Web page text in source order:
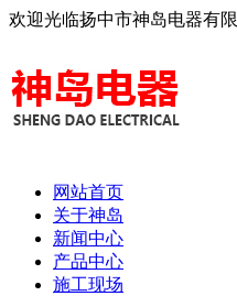
欢迎光临扬中市神岛电器有
网站首页
关于神岛
新闻中心
产品中心
施工现场